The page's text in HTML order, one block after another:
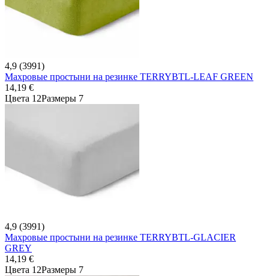
4,9 (3991)
Махровые простыни на резинке TERRYBTL-LEAF GREEN
14,19 €
Цвета 12Размеры 7
4,9 (3991)
Махровые простыни на резинке TERRYBTL-GLACIER
GREY
14,19 €
Цвета 12Размеры 7